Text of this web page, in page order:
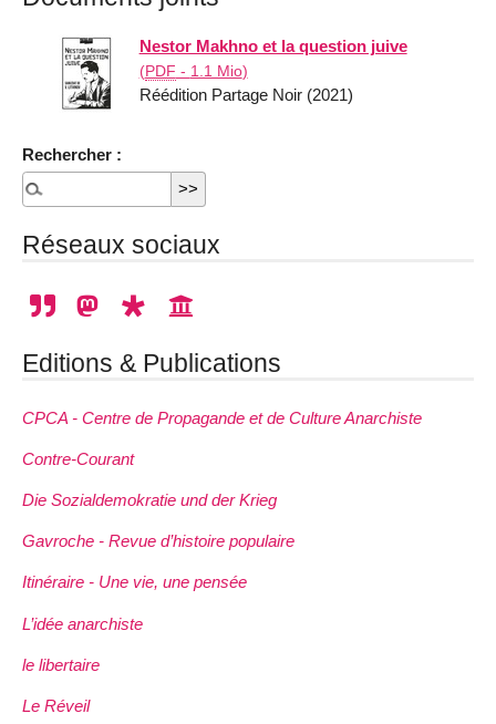
Nestor Makhno et la question juive
(PDF - 1.1 Mio)
Réédition Partage Noir (2021)
Rechercher :
Réseaux sociaux
Editions & Publications
CPCA - Centre de Propagande et de Culture Anarchiste
Contre-Courant
Die Sozialdemokratie und der Krieg
Gavroche - Revue d’histoire populaire
Itinéraire - Une vie, une pensée
L’idée anarchiste
le libertaire
Le Réveil